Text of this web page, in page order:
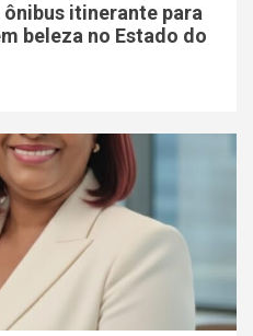
ônibus itinerante para
beleza no Estado do